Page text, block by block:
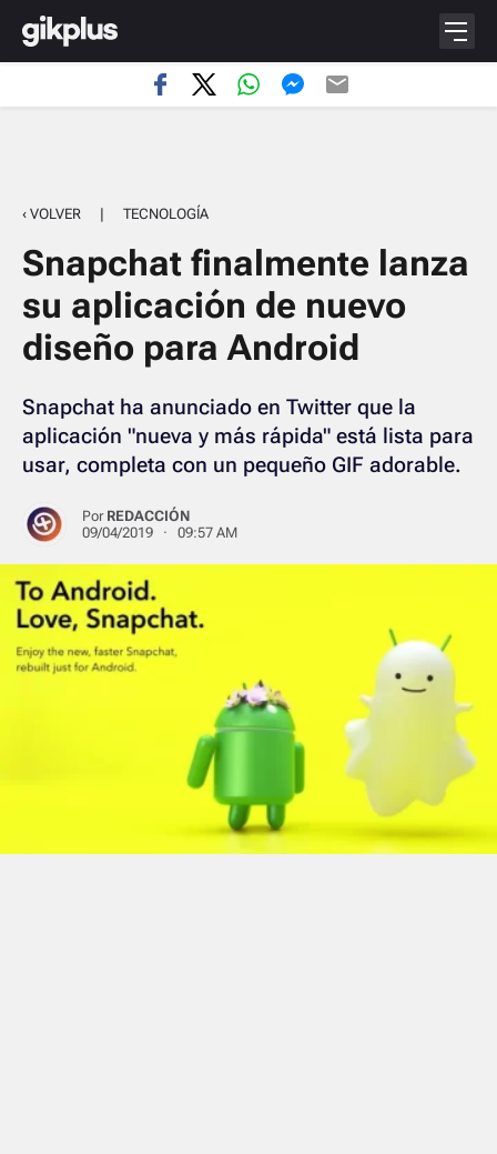
‹ VOLVER | TECNOLOGÍA
Snapchat finalmente lanza
su aplicación de nuevo
diseño para Android
Snapchat ha anunciado en Twitter que la
aplicación "nueva y más rápida" está lista para
usar, completa con un pequeño GIF adorable.
Por REDACCIÓN
09/04/2019 · 09:57 AM